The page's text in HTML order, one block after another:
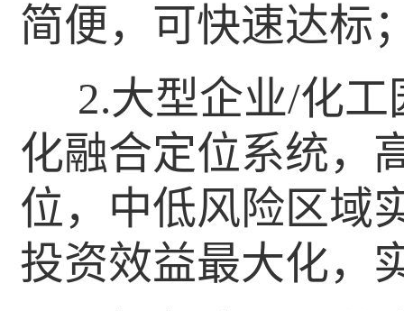
简便，可快速达标
2.大型企业/化
化融合定位系统，
位，中低风险区域
投资效益最大化，